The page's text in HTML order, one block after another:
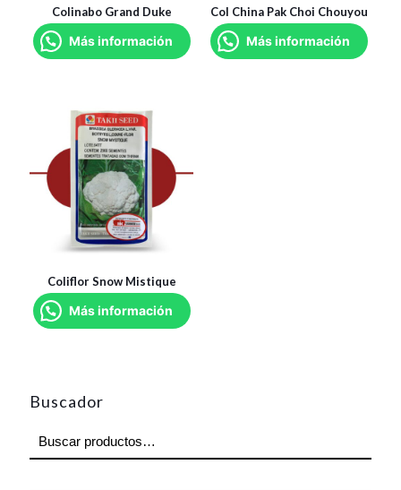
Colinabo Grand Duke
Más información
Col China Pak Choi Chouyou
Más información
Coliflor Snow Mistique
Más información
Buscador